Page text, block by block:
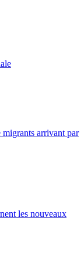
migrants arrivant par
les nouveaux